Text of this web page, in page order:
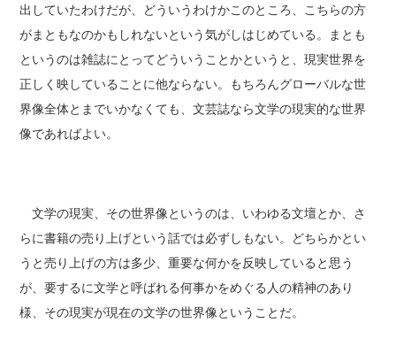
出していたわけだが、どういうわけかこのところ、こちらの方
がまともなのかもしれないという気がしはじめている。まとも
というのは雑誌にとってどういうことかというと、現実世界を
正しく映していることに他ならない。もちろんグローバルな世
界像全体とまでいかなくても、文芸誌なら文学の現実的な世界
像であればよい。
文学の現実、その世界像というのは、いわゆる文壇とか、さ
らに書籍の売り上げという話では必ずしもない。どちらかとい
うと売り上げの方は多少、重要な何かを反映していると思う
が、要するに文学と呼ばれる何事かをめぐる人の精神のあり
様、その現実が現在の文学の世界像ということだ。